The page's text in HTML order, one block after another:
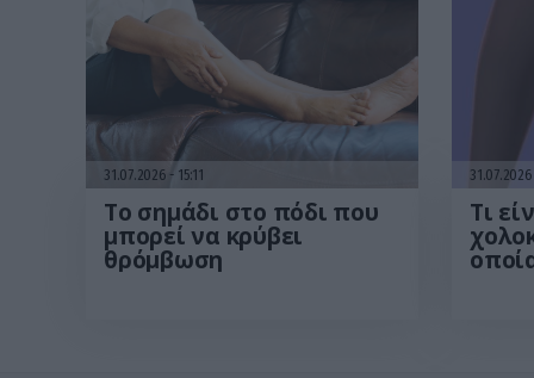
31.07.2026 15:11
Το σημάδι στο πόδι που
μπορεί να κρύβει
θρόμβωση
31.07.2026
Τι